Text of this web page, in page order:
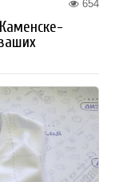
654